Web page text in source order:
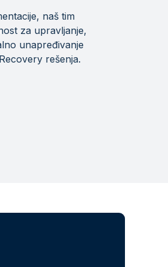
naš tim
za upravljanje,
unapređivanje
rešenja.